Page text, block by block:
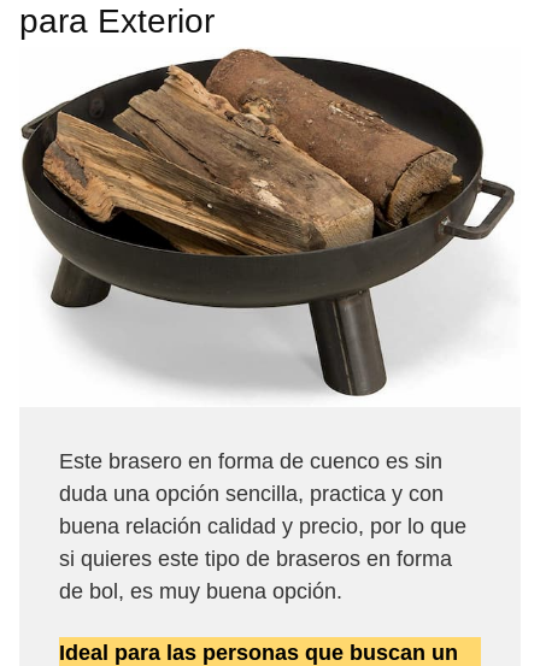
para Exterior
Este brasero en forma de cuenco es sin
duda una opción sencilla, practica y con
buena relación calidad y precio, por lo que
si quieres este tipo de braseros en forma
de bol, es muy buena opción.
Ideal para las personas que buscan un